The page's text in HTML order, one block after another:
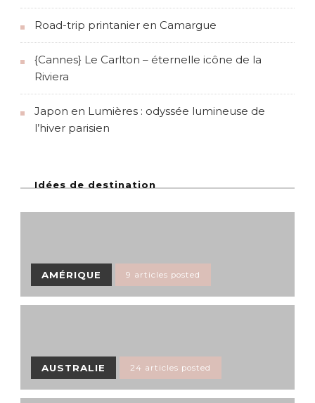
Road-trip printanier en Camargue
{Cannes} Le Carlton – éternelle icône de la
Riviera
Japon en Lumières : odyssée lumineuse de
l’hiver parisien
Idées de destination
AMÉRIQUE 9 articles posted
AUSTRALIE 24 articles posted